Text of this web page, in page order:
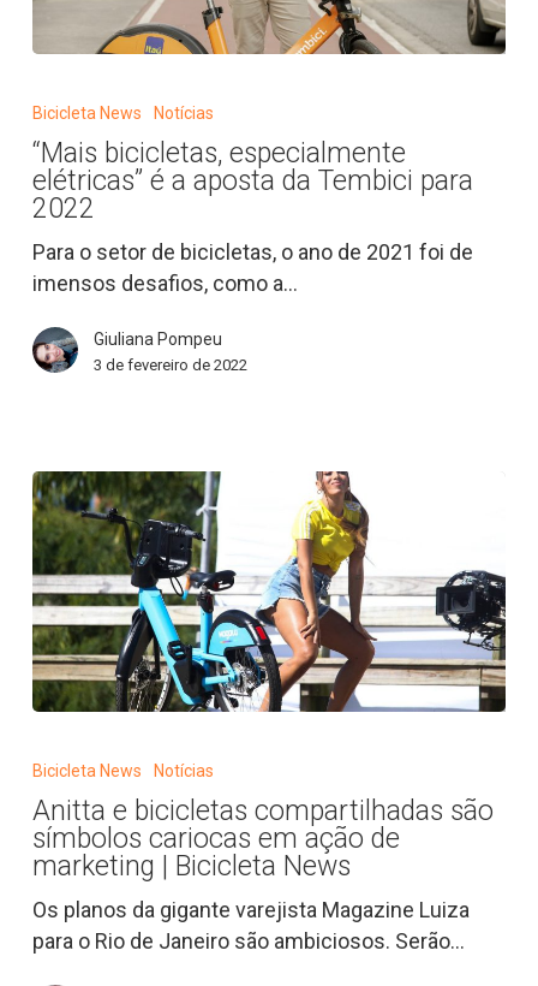
bicicletas,
elétricas”
é
a
aposta
da
para
2022
Bicicleta News Notícias
“Mais bicicletas, especialmente
elétricas” é a aposta da Tembici para
2022
Para o setor de bicicletas, o ano de 2021 foi de
imensos desafios, como a…
Giuliana Pompeu
3 de fevereiro de 2022
compartilhadas
são
símbolos
cariocas
em
Bicicleta News Notícias
Anitta e bicicletas compartilhadas são
símbolos cariocas em ação de
marketing | Bicicleta News
Os planos da gigante varejista Magazine Luiza
para o Rio de Janeiro são ambiciosos. Serão…